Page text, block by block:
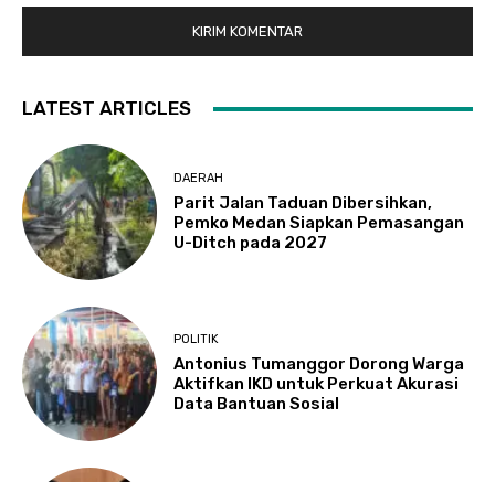
LATEST ARTICLES
DAERAH
Parit Jalan Taduan Dibersihkan,
Pemko Medan Siapkan Pemasangan
U-Ditch pada 2027
POLITIK
Antonius Tumanggor Dorong Warga
Aktifkan IKD untuk Perkuat Akurasi
Data Bantuan Sosial